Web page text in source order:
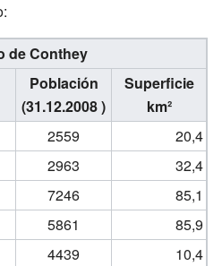
de Conthey
Población
(31.12.2008 )
Superficie
km²
2559
20,4
2963
32,4
7246
85,1
5861
85,9
4439
10,4